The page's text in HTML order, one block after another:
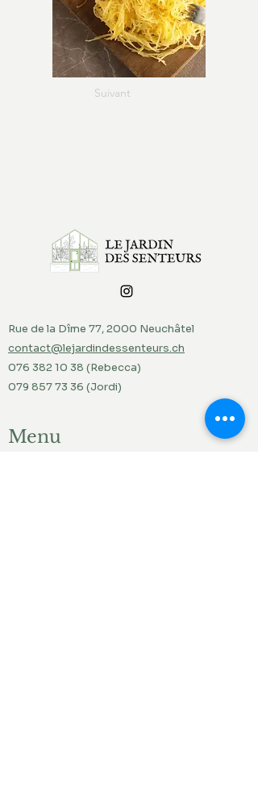
Suivant
Rue de la Dîme 77, 2000 Neuchâtel
contact@lejardindessenteurs.ch
076 382 10 38 (Rebecca)
079 857 73 36 (Jordi)
Menu